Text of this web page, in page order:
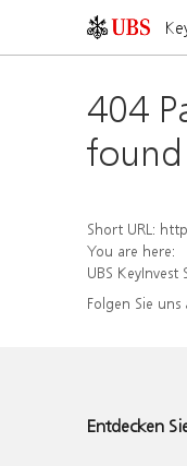
404
found
Short URL: https://
You are here:
UBS KeyInvest
Folgen Sie uns
Entdecken